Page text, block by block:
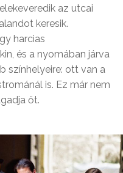
az utcai
keresik.
harcias
és a nyomában járva
színhelyeire: ott van a
is. Ez már nem
őt.